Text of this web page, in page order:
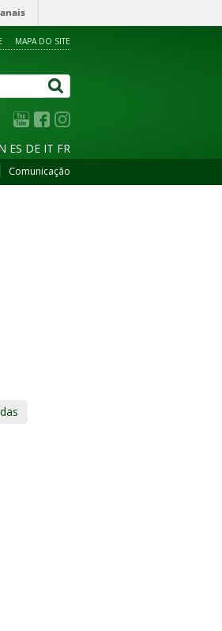
MAPA DO SITE
ES DE IT FR
Comunicação